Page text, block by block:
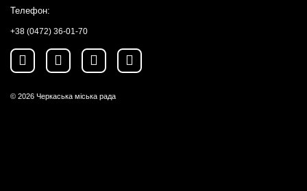
Телефон:
+38 (0472) 36-01-70
© 2026 Черкаська міська рада